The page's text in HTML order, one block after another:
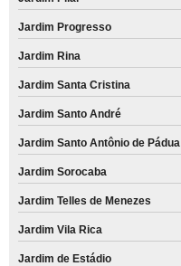
Jardim Progresso
Jardim Rina
Jardim Santa Cristina
Jardim Santo André
Jardim Santo Antônio de Pádua
Jardim Sorocaba
Jardim Telles de Menezes
Jardim Vila Rica
Jardim de Estádio